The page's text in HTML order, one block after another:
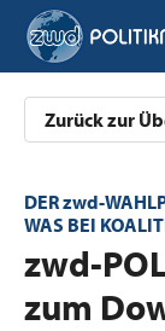
Zurück zur
DER zwd-
WAS BEI
zwd-
zum